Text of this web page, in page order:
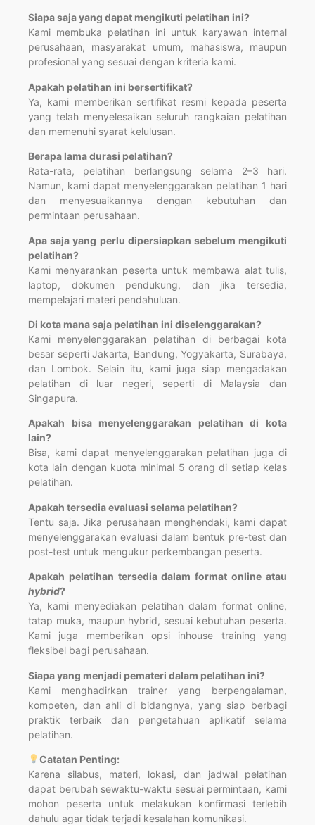
Siapa saja yang dapat mengikuti pelatihan ini?
Kami membuka pelatihan ini untuk karyawan internal
perusahaan, masyarakat umum, mahasiswa, maupun
profesional yang sesuai dengan kriteria kami.
Apakah pelatihan ini bersertifikat?
Ya, kami memberikan sertifikat resmi kepada peserta
yang telah menyelesaikan seluruh rangkaian pelatihan
dan memenuhi syarat kelulusan.
Berapa lama durasi pelatihan?
Rata-rata, pelatihan berlangsung selama 2–3 hari.
Namun, kami dapat menyelenggarakan pelatihan 1 hari
dan menyesuaikannya dengan kebutuhan dan
permintaan perusahaan.
Apa saja yang perlu dipersiapkan sebelum mengikuti
pelatihan?
Kami menyarankan peserta untuk membawa alat tulis,
laptop, dokumen pendukung, dan jika tersedia,
mempelajari materi pendahuluan.
Di kota mana saja pelatihan ini diselenggarakan?
Kami menyelenggarakan pelatihan di berbagai kota
besar seperti Jakarta, Bandung, Yogyakarta, Surabaya,
dan Lombok. Selain itu, kami juga siap mengadakan
pelatihan di luar negeri, seperti di Malaysia dan
Singapura.
Apakah bisa menyelenggarakan pelatihan di kota
lain?
Bisa, kami dapat menyelenggarakan pelatihan juga di
kota lain dengan kuota minimal 5 orang di setiap kelas
pelatihan.
Apakah tersedia evaluasi selama pelatihan?
Tentu saja. Jika perusahaan menghendaki, kami dapat
menyelenggarakan evaluasi dalam bentuk pre-test dan
post-test untuk mengukur perkembangan peserta.
Apakah pelatihan tersedia dalam format online atau
hybrid?
Ya, kami menyediakan pelatihan dalam format online,
tatap muka, maupun hybrid, sesuai kebutuhan peserta.
Kami juga memberikan opsi inhouse training yang
fleksibel bagi perusahaan.
Siapa yang menjadi pemateri dalam pelatihan ini?
Kami menghadirkan trainer yang berpengalaman,
kompeten, dan ahli di bidangnya, yang siap berbagi
praktik terbaik dan pengetahuan aplikatif selama
pelatihan.
Catatan Penting:
Karena silabus, materi, lokasi, dan jadwal pelatihan
dapat berubah sewaktu-waktu sesuai permintaan, kami
mohon peserta untuk melakukan konfirmasi terlebih
dahulu agar tidak terjadi kesalahan komunikasi.